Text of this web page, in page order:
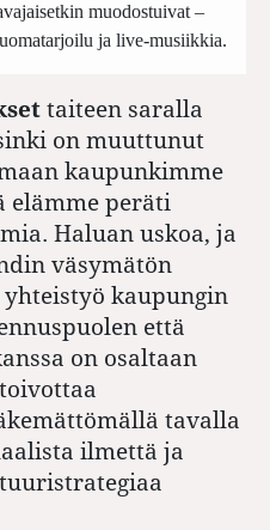
muodostuivat –
ja live-musiikkia.
taiteen saralla
on muuttunut
kaupunkimme
elämme peräti
Haluan uskoa, ja
väsymätön
kaupungin
että
on osaltaan
tavalla
ilmettä ja